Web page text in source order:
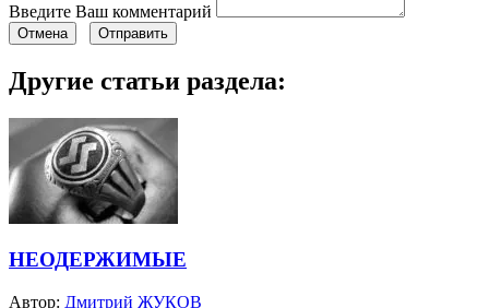
Введите Ваш комментарий
Отмена Отправить
Другие статьи раздела:
НЕОДЕРЖИМЫЕ
Автор: Дмитрий ЖУКОВ